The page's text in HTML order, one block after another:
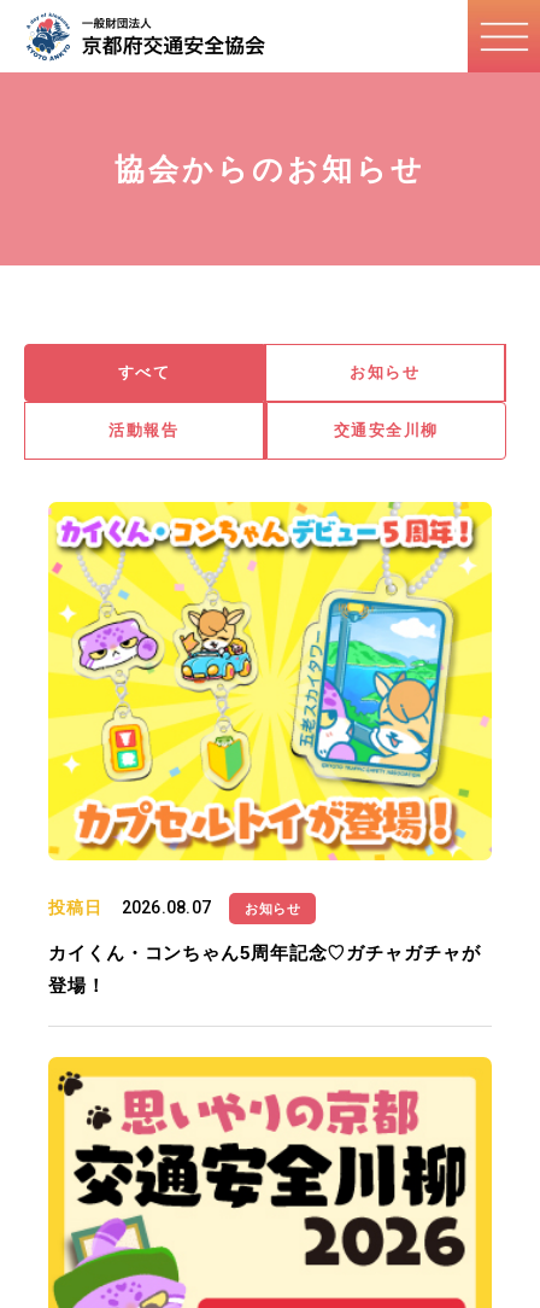
協会からのお知らせ
すべて お知らせ
活動報告 交通安全川柳
投稿日 2026.08.07 お知らせ
カイくん・コンちゃん5周年記念♡ガチャガチャが
登場！